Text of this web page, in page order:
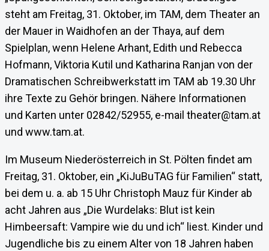
steht am Freitag, 31. Oktober, im TAM, dem Theater an
der Mauer in Waidhofen an der Thaya, auf dem
Spielplan, wenn Helene Arhant, Edith und Rebecca
Hofmann, Viktoria Kutil und Katharina Ranjan von der
Dramatischen Schreibwerkstatt im TAM ab 19.30 Uhr
ihre Texte zu Gehör bringen. Nähere Informationen
und Karten unter 02842/52955, e-mail theater@tam.at
und www.tam.at.
Im Museum Niederösterreich in St. Pölten findet am
Freitag, 31. Oktober, ein „KiJuBuTAG für Familien“ statt,
bei dem u. a. ab 15 Uhr Christoph Mauz für Kinder ab
acht Jahren aus „Die Wurdelaks: Blut ist kein
Himbeersaft: Vampire wie du und ich“ liest. Kinder und
Jugendliche bis zu einem Alter von 18 Jahren haben